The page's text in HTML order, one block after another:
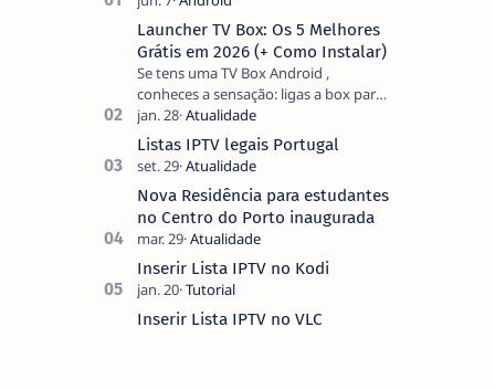
Launcher TV Box: Os 5 Melhores
Grátis em 2026 (+ Como Instalar)
Se tens uma TV Box Android ,
conheces a sensação: ligas a box para
ver um filme e o ecrã inicial está
coberto de sugestões que não
pediste, ban…
Listas IPTV legais Portugal
Nova Residência para estudantes
no Centro do Porto inaugurada
Inserir Lista IPTV no Kodi
Inserir Lista IPTV no VLC